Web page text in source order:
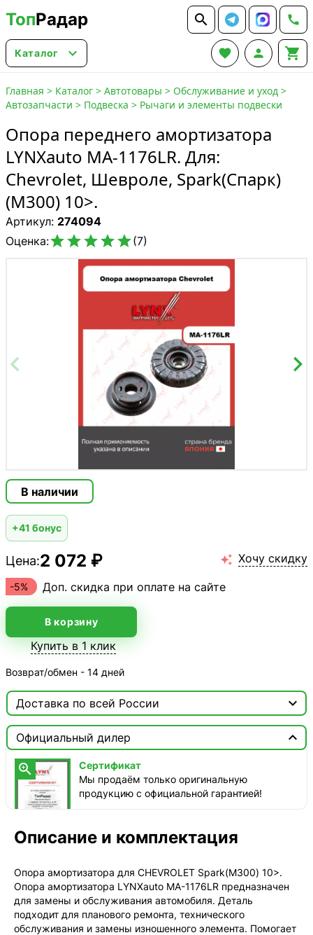
ТопРадар  
Каталог    
Главная > Каталог > Автотовары > Обслуживание и уход >
Автозапчасти > Подвеска > Рычаги и элементы подвески
Опора переднего амортизатора
LYNXauto MA-1176LR. Для:
Chevrolet, Шевроле, Spark(Спарк)
(M300) 10>.
Артикул: 274094
Оценка:(7)
В наличии
+41 бонус
Цена:2 072 ₽  Хочу скидку
-5% Доп. скидка при оплате на сайте
В корзину
Купить в 1 клик
Возврат/обмен - 14 дней
Доставка по всей России 
 Москва
ТопРадар — Курьер
сегодня, от 350 ₽
ТопРадар — Самовывоз
сегодня, бесплатно
СДЭК — Курьер
1-3 дня, от 385 ₽
Официальный дилер


Сертификат
Мы продаём только оригинальную
продукцию с официальной гарантией!
Описание и комплектация
Опора амортизатора для CHEVROLET Spark(M300) 10>.
Опора амортизатора LYNXauto MA-1176LR предназначен
для замены и обслуживания автомобиля. Деталь
подходит для планового ремонта, технического
обслуживания и замены изношенного элемента. Помогает